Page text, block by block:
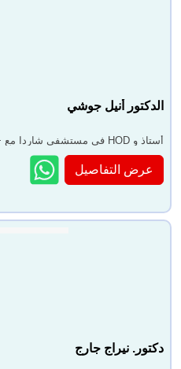
الدكتور أنيل جوشي
أستاذ و HOD في مستشفى شاردا مع +29 سنوات من الخبرة
عرض التفاصيل
دكتور. نيراج جارج